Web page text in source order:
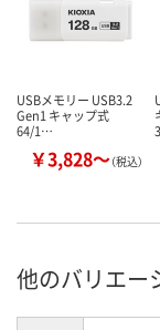
USBメモリー USB3.2
Gen1 キャップ式
64/1…
￥3,828～（税込）
他のバリエー